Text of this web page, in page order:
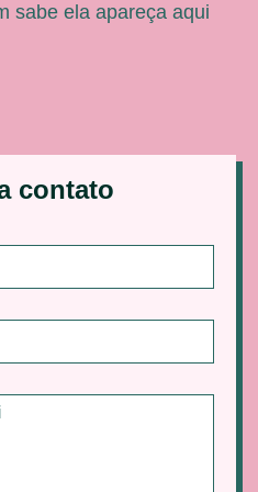
contato
sabe ela apareça aqui